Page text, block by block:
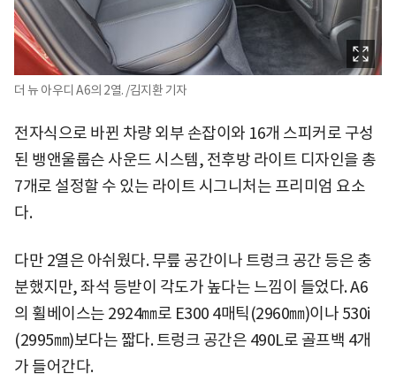
더 뉴 아우디 A6의 2열. /김지환 기자
전자식으로 바뀐 차량 외부 손잡이와 16개 스피커로 구성
된 뱅앤울룹슨 사운드 시스템, 전후방 라이트 디자인을 총
7개로 설정할 수 있는 라이트 시그니처는 프리미엄 요소
다.
다만 2열은 아쉬웠다. 무릎 공간이나 트렁크 공간 등은 충
분했지만, 좌석 등받이 각도가 높다는 느낌이 들었다. A6
의 휠베이스는 2924㎜로 E300 4매틱(2960㎜)이나 530i
(2995㎜)보다는 짧다. 트렁크 공간은 490L로 골프백 4개
가 들어간다.